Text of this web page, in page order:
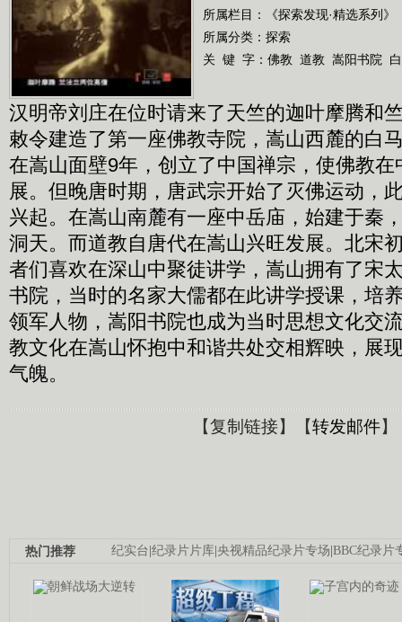
所属栏目：
《探索发现·精选系列》
所属分类：探索
关 键 字： 佛教 道教 嵩阳书院
汉明帝刘庄在位时请来了天竺的迦叶摩腾和
敕令建造了第一座佛教寺院，嵩山西麓的白
在嵩山面壁9年，创立了中国禅宗，使佛教
展。但晚唐时期，唐武宗开始了灭佛运动，
兴起。在嵩山南麓有一座中岳庙，始建于秦
洞天。而道教自唐代在嵩山兴旺发展。北宋
者们喜欢在深山中聚徒讲学，嵩山拥有了宋
书院，当时的名家大儒都在此讲学授课，培
领军人物，嵩阳书院也成为当时思想文化交
教文化在嵩山怀抱中和谐共处交相辉映，展
气魄。
【复制链接】【转发邮件】
纪实台 纪录片片库 央视精品纪录片专场 BBC纪录片
热门推荐